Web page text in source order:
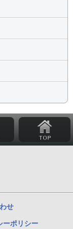
せ
ーポリシー